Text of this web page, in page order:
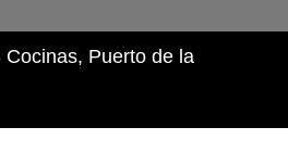
Puerto de la